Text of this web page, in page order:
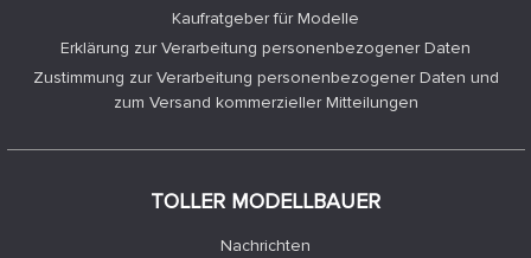
Kaufratgeber für Modelle
Erklärung zur Verarbeitung personenbezogener Daten
Zustimmung zur Verarbeitung personenbezogener Daten und
zum Versand kommerzieller Mitteilungen
TOLLER MODELLBAUER
Nachrichten